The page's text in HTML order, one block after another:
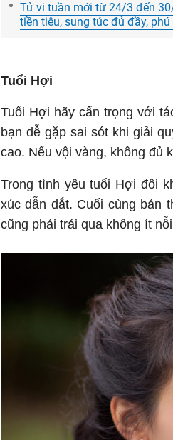
Tử vi tuần mới từ 24/3 đến
tiền tiêu, sung túc đủ đầy,
Tuổi Hợi
Tuổi Hợi hãy cẩn trọng với
bạn dễ gặp sai sót khi giải
cao. Nếu vội vàng, không đủ
Trong tình yêu tuổi Hợi đôi
xúc dẫn dắt. Cuối cùng bản
cũng phải trải qua không ít